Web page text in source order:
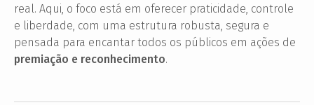
real. Aqui, o foco está em oferecer praticidade, controle
e liberdade, com uma estrutura robusta, segura e
pensada para encantar todos os públicos em ações de
premiação e reconhecimento.